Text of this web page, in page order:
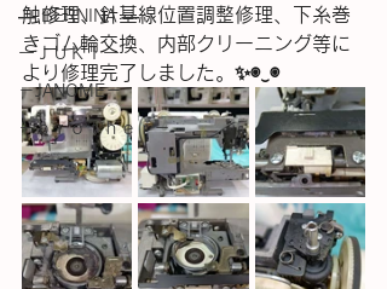
― BERNINA ―
ーＪＵＫＩー
－JANOME－
－ｂｒｏｔｈｅｒ－
触修理、針基線位置調整修理、下糸巻
きゴム輪交換、内部クリーニング等に
より修理完了しました。✨◉⁠‿⁠◉